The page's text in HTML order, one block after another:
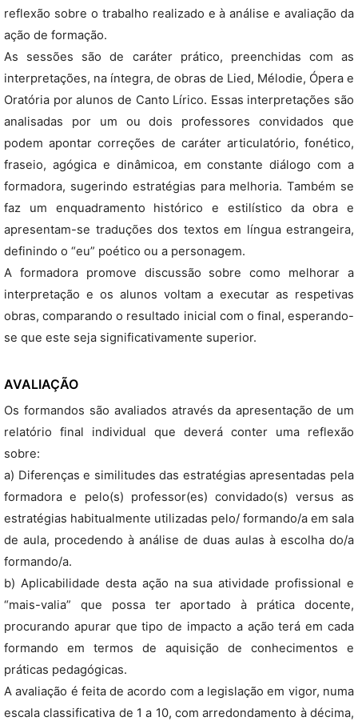
reflexão sobre o trabalho realizado e à análise e avaliação da
ação de formação.
As sessões são de caráter prático, preenchidas com as
interpretações, na íntegra, de obras de Lied, Mélodie, Ópera e
Oratória por alunos de Canto Lírico. Essas interpretações são
analisadas por um ou dois professores convidados que
podem apontar correções de caráter articulatório, fonético,
fraseio, agógica e dinâmicoa, em constante diálogo com a
formadora, sugerindo estratégias para melhoria. Também se
faz um enquadramento histórico e estilístico da obra e
apresentam-se traduções dos textos em língua estrangeira,
definindo o “eu” poético ou a personagem.
A formadora promove discussão sobre como melhorar a
interpretação e os alunos voltam a executar as respetivas
obras, comparando o resultado inicial com o final, esperando-
se que este seja significativamente superior.
AVALIAÇÃO
Os formandos são avaliados através da apresentação de um
relatório final individual que deverá conter uma reflexão
sobre:
a) Diferenças e similitudes das estratégias apresentadas pela
formadora e pelo(s) professor(es) convidado(s) versus as
estratégias habitualmente utilizadas pelo/ formando/a em sala
de aula, procedendo à análise de duas aulas à escolha do/a
formando/a.
b) Aplicabilidade desta ação na sua atividade profissional e
“mais-valia” que possa ter aportado à prática docente,
procurando apurar que tipo de impacto a ação terá em cada
formando em termos de aquisição de conhecimentos e
práticas pedagógicas.
A avaliação é feita de acordo com a legislação em vigor, numa
escala classificativa de 1 a 10, com arredondamento à décima,